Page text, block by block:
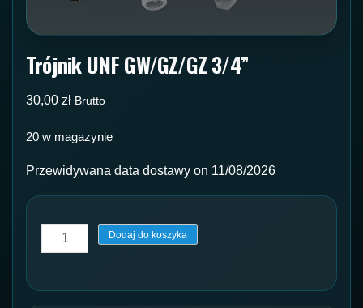
Trójnik UNF GW/GZ/GZ 3/4”
30,00 zł Brutto
20 w magazynie
Przewidywana data dostawy on 11/08/2026
ilość
Trójnik
Dodaj do koszyka